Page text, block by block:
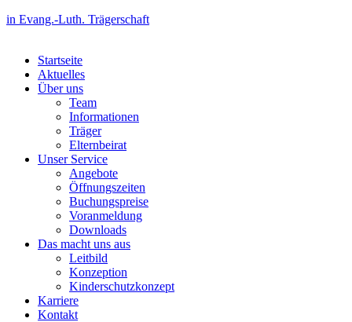
in Evang.-Luth. Trägerschaft
Startseite
Aktuelles
Über uns
Team
Informationen
Träger
Elternbeirat
Unser Service
Angebote
Öffnungszeiten
Buchungspreise
Voranmeldung
Downloads
Das macht uns aus
Leitbild
Konzeption
Kinderschutzkonzept
Karriere
Kontakt